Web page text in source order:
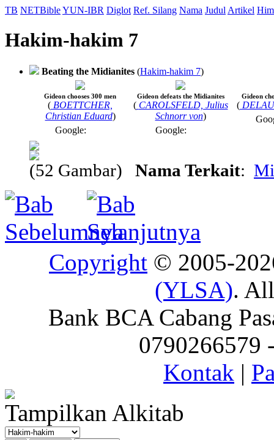
TB NETBibleYUN-IBR Diglot Ref. Silang Nama Judul Artikel
Hakim-hakim 7
Beating the Midianites (Hakim-hakim 7)
Gideon chooses 300 men
( BOETTCHER,
Christian Eduard)
Google:
Gideon defeats the Midianites
( CAROLSFELD, Julius
Schnorr von)
Google:
Gideon
(
(52 Gambar) Nama Terkait:
Copyright © 2005-
(YLSA).
Bank BCA Cabang
0790266579
Kontak |
Tampilkan Alkitab